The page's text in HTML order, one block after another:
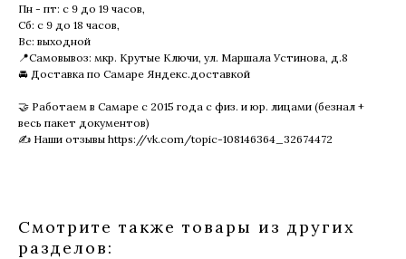
Пн - пт: с 9 до 19 часов,
Сб: с 9 до 18 часов,
Вс: выходной
📍Самовывоз: мкр. Крутые Ключи, ул. Маршала Устинова, д.8
🚘 Доставка по Самаре Яндекс.доставкой
🤝 Работаем в Самаре с 2015 года с физ. и юр. лицами (безнал +
весь пакет документов)
✍ Наши отзывы https://vk.com/topic-108146364_32674472
Смотрите также товары из других
разделов: